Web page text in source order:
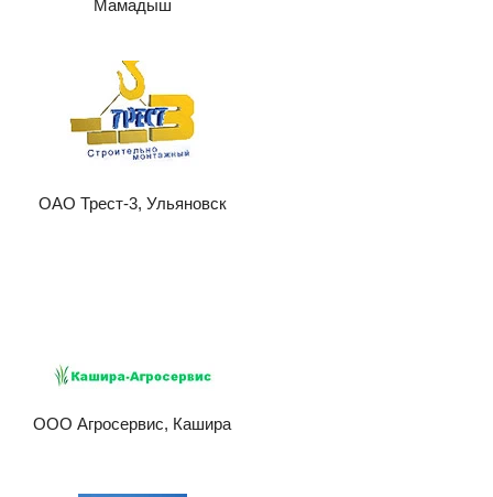
Мамадыш
ОАО Трест-3, Ульяновск
ООО Агросервис, Кашира